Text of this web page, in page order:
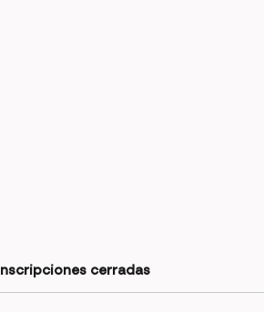
Inscripciones cerradas